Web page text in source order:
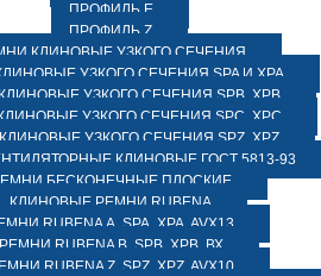
ПРОФИЛЬ E
ПРОФИЛЬ Z
КЛИНОВЫЕ УЗКОГО СЕЧЕНИЯ
УЗКОГО СЕЧЕНИЯ SPA И XPA
УЗКОГО СЕЧЕНИЯ SPB, XPB
УЗКОГО СЕЧЕНИЯ SPC, XPC
УЗКОГО СЕЧЕНИЯ SPZ, XPZ
КЛИНОВЫЕ ГОСТ 5813-93
БЕСКОНЕЧНЫЕ ПЛОСКИЕ
КЛИНОВЫЕ РЕМНИ RUBENA
RUBENA А, SPA, XPA, AVX13
РЕМНИ RUBENA В, SPВ, ХPВ, ВХ
RUBENA Z, SPZ, XPZ, AVX10